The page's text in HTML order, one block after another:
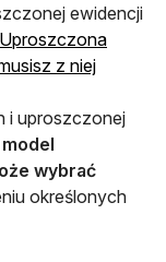
ewidencji
z niej
i uproszczonej
wybrać
określonych
nowej karcie